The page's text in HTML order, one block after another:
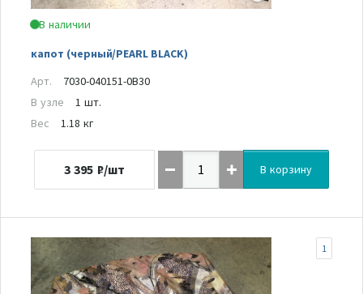
В наличии
капот (черный/PEARL BLACK)
Арт.
7030-040151-0B30
В узле
1 шт.
Вес
1.18 кг
3 395 ₽/шт В корзину
1